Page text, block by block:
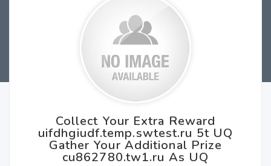
Collect Your Extra Reward
uifdhgiudf.temp.swtest.ru 5t UQ
Gather Your Additional Prize
cu862780.tw1.ru As UQ